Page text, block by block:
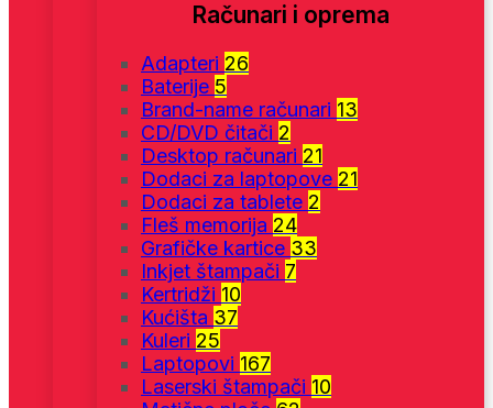
Računari i oprema
Adapteri 26
Baterije 5
Brand-name računari 13
CD/DVD čitači 2
Desktop računari 21
Dodaci za laptopove 21
Dodaci za tablete 2
Fleš memorija 24
Grafičke kartice 33
Inkjet štampači 7
Kertridži 10
Kućišta 37
Kuleri 25
Laptopovi 167
Laserski štampači 10